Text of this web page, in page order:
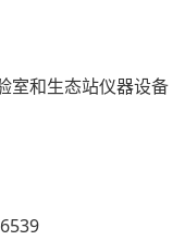
室和生态站仪器设备